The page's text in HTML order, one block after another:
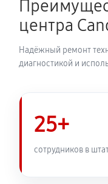
центра
Надёжный ремонт
диагностикой и
25+
сотрудников в